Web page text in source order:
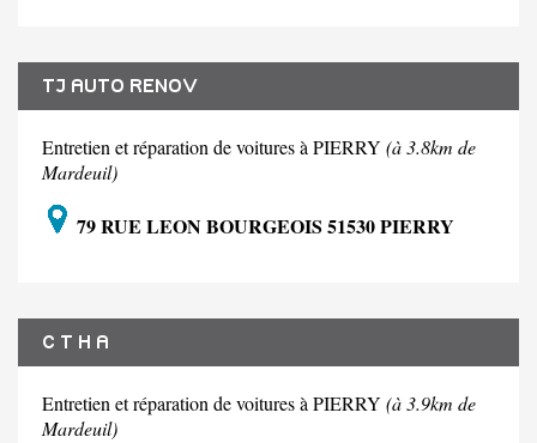
TJ AUTO RENOV
Entretien et réparation de voitures à PIERRY (à 3.8km de
Mardeuil)
79 RUE LEON BOURGEOIS 51530 PIERRY
C T H A
Entretien et réparation de voitures à PIERRY (à 3.9km de
Mardeuil)